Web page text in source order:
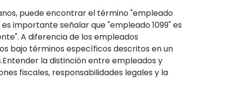
puede encontrar el término "empleado
importante señalar que "empleado 1099" es
A diferencia de los empleados
bajo términos específicos descritos en un
la distinción entre empleados y
fiscales, responsabilidades legales y la